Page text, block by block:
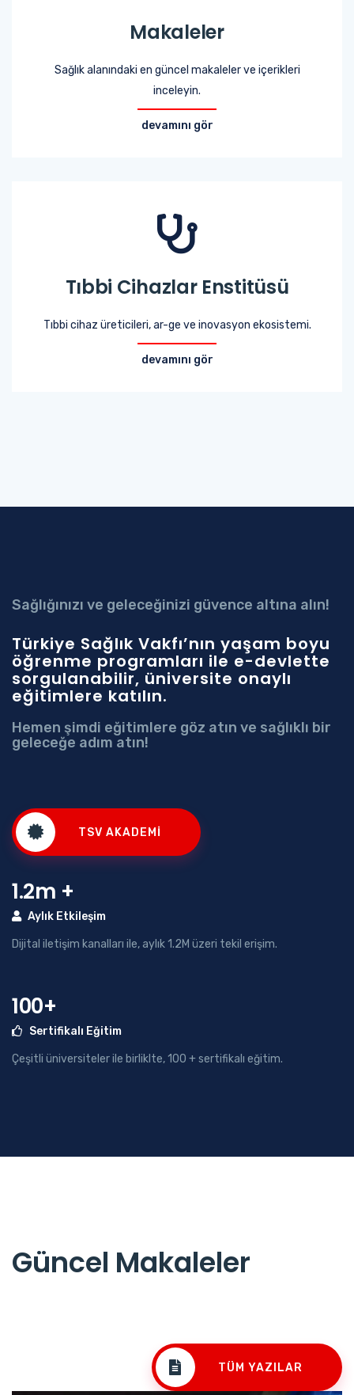
Makaleler
Sağlık alanındaki en güncel makaleler ve içerikleri
inceleyin.
devamını gör
Tıbbi Cihazlar Enstitüsü
Tıbbi cihaz üreticileri, ar-ge ve inovasyon ekosistemi.
devamını gör
Sağlığınızı ve geleceğinizi güvence altına alın!
Türkiye Sağlık Vakfı’nın yaşam boyu
öğrenme programları ile e-devlette
sorgulanabilir, üniversite onaylı
eğitimlere katılın.
Hemen şimdi eğitimlere göz atın ve sağlıklı bir
geleceğe adım atın!
TSV AKADEMI
1.2m +
Aylık Etkileşim
Dijital iletişim kanalları ile, aylık 1.2M üzeri tekil erişim.
100+
Sertifikalı Eğitim
Çeşitli üniversiteler ile birliklte, 100 + sertifikalı eğitim.
Güncel Makaleler
TÜM YAZILAR